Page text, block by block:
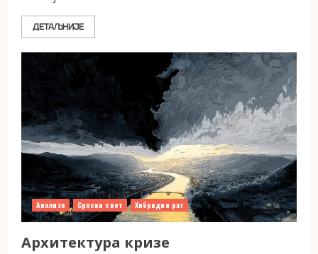
ДЕТАЉНИЈЕ
Анализе Српски свет Хибридни рат
Архитектура кризе